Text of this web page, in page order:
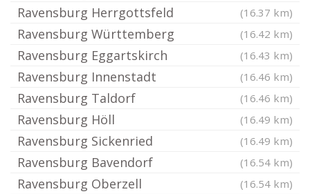
Ravensburg Herrgottsfeld (16.37 km)
Ravensburg Württemberg (16.42 km)
Ravensburg Eggartskirch (16.43 km)
Ravensburg Innenstadt (16.46 km)
Ravensburg Taldorf (16.46 km)
Ravensburg Höll (16.49 km)
Ravensburg Sickenried (16.49 km)
Ravensburg Bavendorf (16.54 km)
Ravensburg Oberzell (16.54 km)